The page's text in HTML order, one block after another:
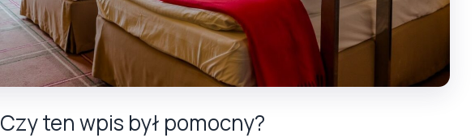
Czy ten wpis był pomocny?